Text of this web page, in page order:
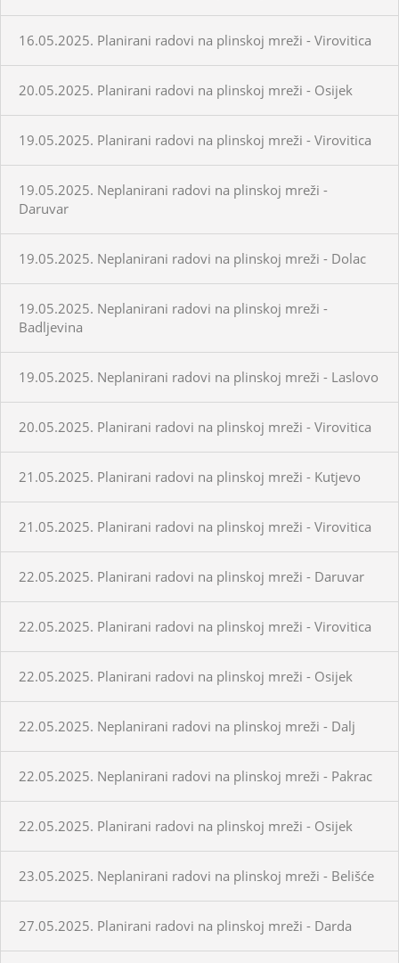
16.05.2025. Planirani radovi na plinskoj mreži - Virovitica
20.05.2025. Planirani radovi na plinskoj mreži - Osijek
19.05.2025. Planirani radovi na plinskoj mreži - Virovitica
19.05.2025. Neplanirani radovi na plinskoj mreži -
Daruvar
19.05.2025. Neplanirani radovi na plinskoj mreži - Dolac
19.05.2025. Neplanirani radovi na plinskoj mreži -
Badljevina
19.05.2025. Neplanirani radovi na plinskoj mreži - Laslovo
20.05.2025. Planirani radovi na plinskoj mreži - Virovitica
21.05.2025. Planirani radovi na plinskoj mreži - Kutjevo
21.05.2025. Planirani radovi na plinskoj mreži - Virovitica
22.05.2025. Planirani radovi na plinskoj mreži - Daruvar
22.05.2025. Planirani radovi na plinskoj mreži - Virovitica
22.05.2025. Planirani radovi na plinskoj mreži - Osijek
22.05.2025. Neplanirani radovi na plinskoj mreži - Dalj
22.05.2025. Neplanirani radovi na plinskoj mreži - Pakrac
22.05.2025. Planirani radovi na plinskoj mreži - Osijek
23.05.2025. Neplanirani radovi na plinskoj mreži - Belišće
27.05.2025. Planirani radovi na plinskoj mreži - Darda